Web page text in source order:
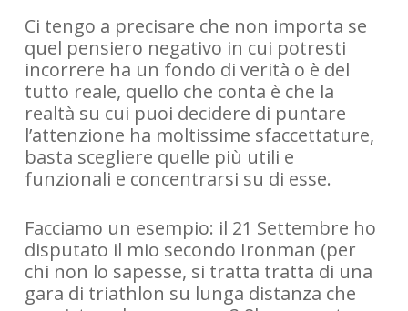
Ci tengo a precisare che non importa se
quel pensiero negativo in cui potresti
incorrere ha un fondo di verità o è del
tutto reale, quello che conta è che la
realtà su cui puoi decidere di puntare
l’attenzione ha moltissime sfaccettature,
basta scegliere quelle più utili e
funzionali e concentrarsi su di esse.
Facciamo un esempio: il 21 Settembre ho
disputato il mio secondo Ironman (per
chi non lo sapesse, si tratta tratta di una
gara di triathlon su lunga distanza che